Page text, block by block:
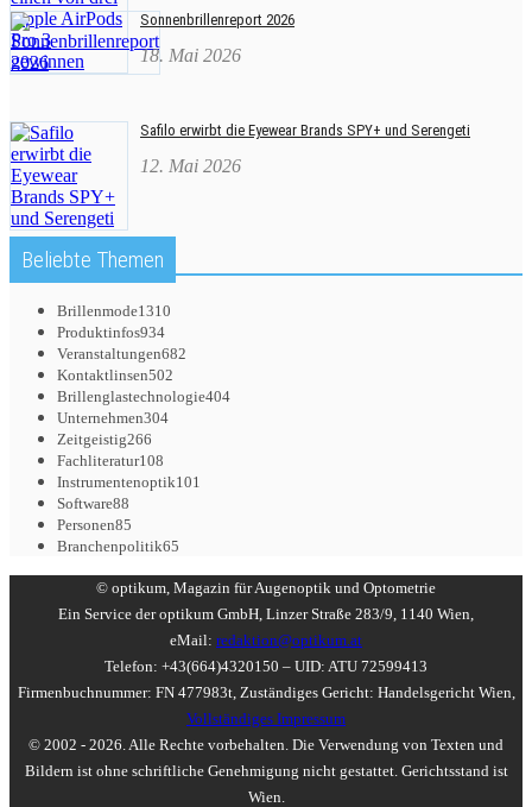
Sonnenbrillenreport 2026
18. Mai 2026
Safilo erwirbt die Eyewear Brands SPY+ und Serengeti
12. Mai 2026
Beliebte Themen
Brillenmode1310
Produktinfos934
Veranstaltungen682
Kontaktlinsen502
Brillenglastechnologie404
Unternehmen304
Zeitgeistig266
Fachliteratur108
Instrumentenoptik101
Software88
Personen85
Branchenpolitik65
© optikum, Magazin für Augenoptik und Optometrie
Ein Service der optikum GmbH, Linzer Straße 283/9, 1140 Wien,
eMail: redaktion@optikum.at
Telefon: +43(664)4320150 – UID: ATU 72599413
Firmenbuchnummer: FN 477983t, Zuständiges Gericht: Handelsgericht Wien,
Vollständiges Impressum
© 2002 - 2026. Alle Rechte vorbehalten. Die Verwendung von Texten und
Bildern ist ohne schriftliche Genehmigung nicht gestattet. Gerichtsstand ist
Wien.